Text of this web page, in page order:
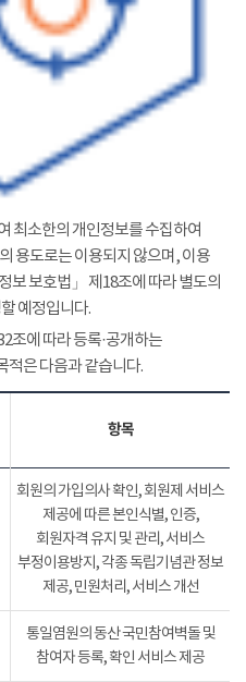
최소한의 개인정보를 수집하여
용도로는 이용되지 않으며, 이용
보 보호법」 제18조에 따라 별도의
예정입니다.
조에 따라 등록·공개하는
적은 다음과 같습니다.
항목
회원의 가입의사 확인, 회원제 서비스
제공에 따른 본인식별, 인증,
회원자격 유지 및 관리, 서비스
부정이용방지, 각종 독립기념관 정보
제공, 민원처리, 서비스 개선
통일염원의 동산 국민참여벽돌 및
참여자 등록, 확인 서비스 제공